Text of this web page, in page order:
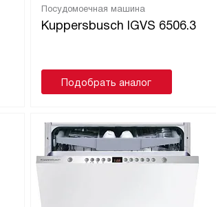
Посудомоечная машина
Kuppersbusch IGVS 6506.3
Подобрать аналог